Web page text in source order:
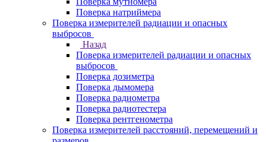
Поверка натриймера
Поверка измерителей радиации и опасных
выбросов
Назад
Поверка измерителей радиации и опасных
выбросов
Поверка дозиметра
Поверка дымомера
Поверка радиометра
Поверка радиотестера
Поверка рентгенометра
Поверка измерителей расстояний, перемещений и